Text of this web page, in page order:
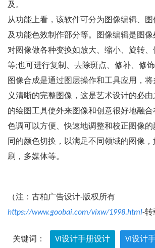
及。
从功能上看，该软件可分为图像编辑、
及功能色效制作部分等。图像编辑是图
对图像做各种变换如放大、缩小、旋转
等;也可进行复制、去除斑点、修补、修饰
图像合成是通过图层操作和工具应用，
义清晰的完整图像，这是艺术设计的必
的绘图工具使外来图像和创意很好地融合
色调可以方便、快速地调整和校正图像
同的颜色切换，以满足不同领域的图像
刷，多媒体等。
（注：古柏广告设计-版权所有
https://www.goobai.com/vixw/1998.html-转
关键词： VI设计手册设计 VI设计